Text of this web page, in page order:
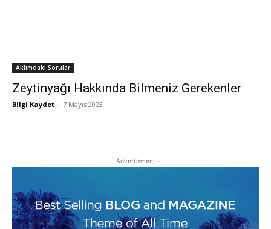
Aklımdaki Sorular
Zeytinyağı Hakkında Bilmeniz Gerekenler
Bilgi Kaydet - 7 Mayıs 2023
- Advertisment -